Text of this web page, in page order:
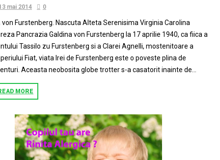
mai 2014 0
von Furstenberg. Nascuta Alteta Serenisima Virginia Carolina
Pancrazia Galdina von Furstenberg la 17 aprilie 1940, ca fiica a
Tassilo zu Furstenberg si a Clarei Agnelli, mostenitoare a
Fiat, viata Irei de Furstenberg este o poveste plina de
Aceasta neobosita globe trotter s-a casatorit inainte de...
MORE